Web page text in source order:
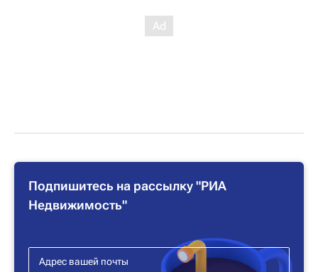
Подпишитесь на рассылку "РИА
Недвижимость"